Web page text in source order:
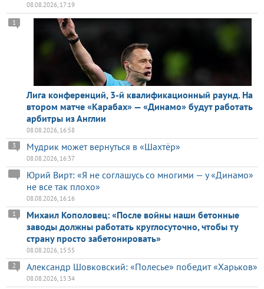
08.08.2026, 17:19
Лига конференций, 3-й квалификационный раунд. На
втором матче «Карабах» — «Динамо» будут работать
арбитры из Англии
1
08.08.2026, 16:58
Мудрик может вернуться в «Шахтёр»
3
08.08.2026, 16:37
Юрий Вирт: «Я не соглашусь со многими — у «Динамо»
не все так плохо»
08.08.2026, 16:16
Михаил Кополовец: «После войны наши бетонные
заводы должны работать круглосуточно, чтобы ту
страну просто забетонировать»
1
08.08.2026, 15:55
Александр Шовковский: «Полесье» победит «Харьков»
2
08.08.2026, 15:34